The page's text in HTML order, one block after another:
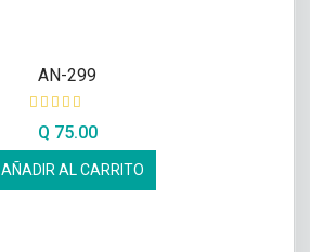
AN-299
Q 75.00
AÑADIR AL CARRITO